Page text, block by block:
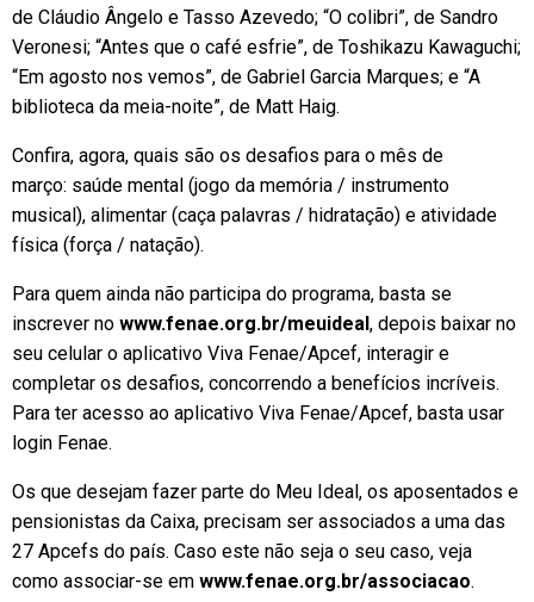
de Cláudio Ângelo e Tasso Azevedo; “O colibri”, de Sandro
Veronesi; “Antes que o café esfrie”, de Toshikazu Kawaguchi;
“Em agosto nos vemos”, de Gabriel Garcia Marques; e “A
biblioteca da meia-noite”, de Matt Haig.
Confira, agora, quais são os desafios para o mês de
março: saúde mental (jogo da memória / instrumento
musical), alimentar (caça palavras / hidratação) e atividade
física (força / natação).
Para quem ainda não participa do programa, basta se
inscrever no www.fenae.org.br/meuideal, depois baixar no
seu celular o aplicativo Viva Fenae/Apcef, interagir e
completar os desafios, concorrendo a benefícios incríveis.
Para ter acesso ao aplicativo Viva Fenae/Apcef, basta usar
login Fenae.
Os que desejam fazer parte do Meu Ideal, os aposentados e
pensionistas da Caixa, precisam ser associados a uma das
27 Apcefs do país. Caso este não seja o seu caso, veja
como associar-se em www.fenae.org.br/associacao.